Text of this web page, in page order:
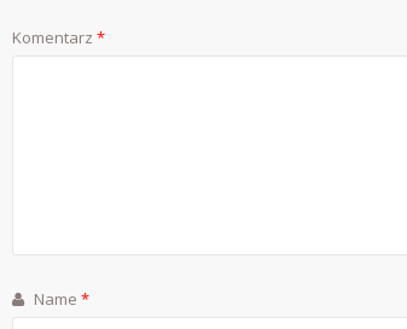
Komentarz *
Name *